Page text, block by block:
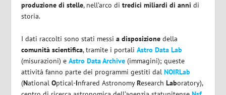
produzione di stelle, nell’arco ditredici miliardi di anni di
storia.
I dati raccolti sono stati messia disposizione della
comunità scientifica, tramite i portaliAstro Data Lab
(misurazioni) eAstro Data Archive (immagini); queste
attività fanno parte dei programmi gestiti dalNOIRLab
(NationalOptical-Infrared AstronomyResearchLaboratory),